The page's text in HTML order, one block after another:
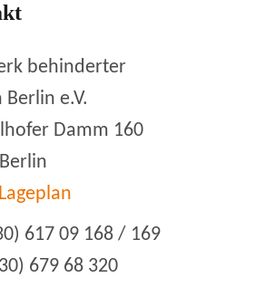
behinderter
Berlin e.V.
Damm 160
617 09 168 / 169
679 68 320